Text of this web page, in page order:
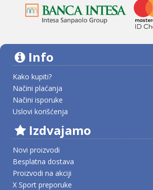
Info
Kako kupiti?
Načini plaćanja
Načini isporuke
Uslovi korišćenja
Izdvajamo
Novi proizvodi
Besplatna dostava
Proizvodi na akciji
X Sport preporuke